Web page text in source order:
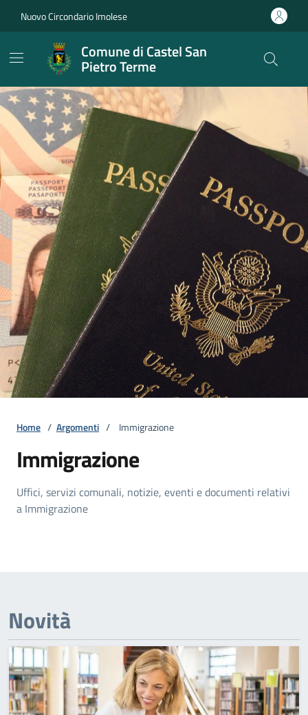
Nuovo Circondario Imolese
Comune di Castel San
Pietro Terme
Home / Argomenti / Immigrazione
Immigrazione
Uffici, servizi comunali, notizie, eventi e documenti relativi
a Immigrazione
Novità